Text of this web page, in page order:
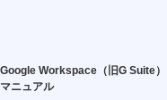
Google Workspace（旧G Suite）
マニュアル